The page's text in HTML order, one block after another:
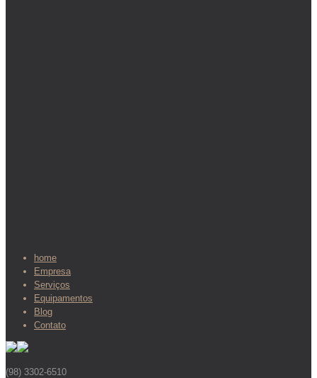
home
Empresa
Serviços
Equipamentos
Blog
Contato
(98) 3302-6510